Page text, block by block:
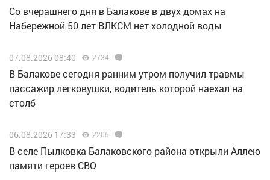
Со вчерашнего дня в Балакове в двух домах на
Набережной 50 лет ВЛКСМ нет холодной воды
07.08.2026 08:40 2734
В Балакове сегодня ранним утром получил травмы
пассажир легковушки, водитель которой наехал на
столб
06.08.2026 17:33 2205
В селе Пылковка Балаковского района открыли Аллею
памяти героев СВО